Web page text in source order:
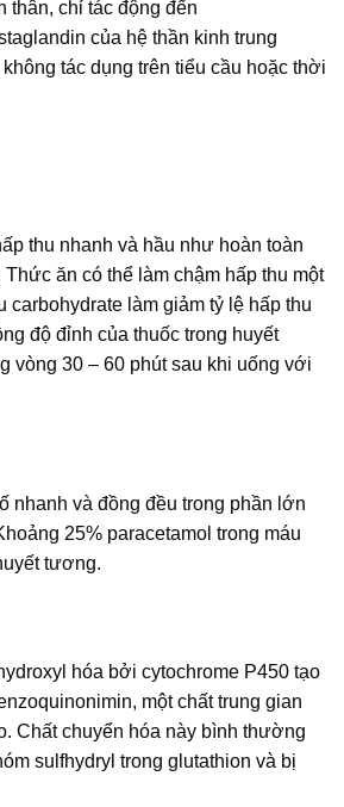
thân, chỉ tác động đến
của hệ thần kinh trung
tác dụng trên tiểu cầu hoặc thời
thu nhanh và hầu như hoàn toàn
ăn có thể làm chậm hấp thu một
carbohydrate làm giảm tỷ lệ hấp thu
độ đỉnh của thuốc trong huyết
vòng 30 – 60 phút sau khi uống với
nhanh và đồng đều trong phần lớn
25% paracetamol trong máu
tương.
hóa bởi cytochrome P450 tạo
một chất trung gian
Chất chuyển hóa này bình thường
sulfhydryl trong glutathion và bị